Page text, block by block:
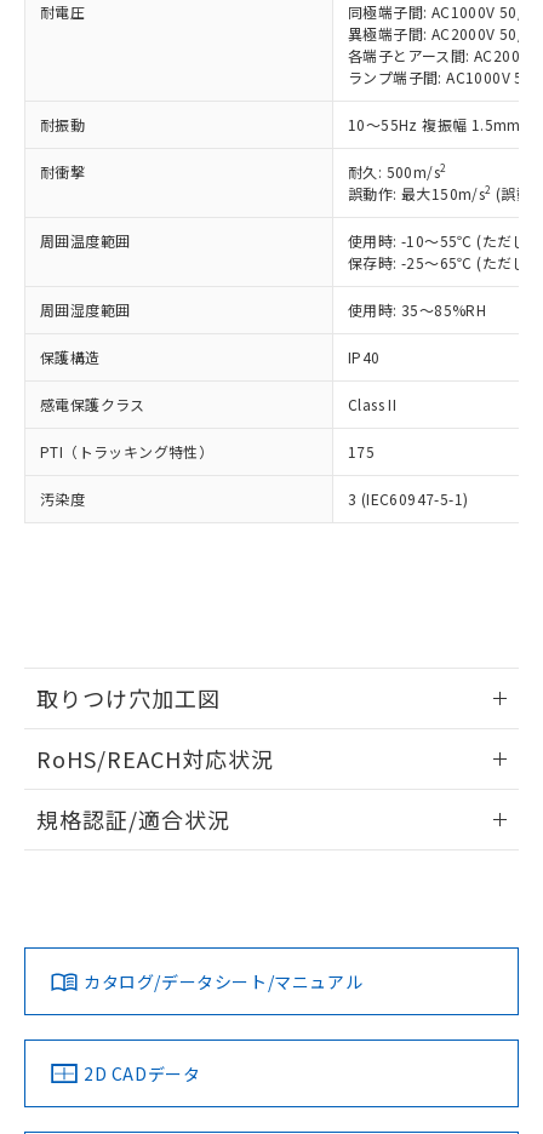
耐電圧
同極端子間: AC1000V 50/
異極端子間: AC2000V 50/
各端子とアース間:
ランプ端子間: AC1000V
耐振動 10～55Hz 複振幅 1.5mm (
耐衝撃 耐久: 500m/s2
誤動作: 最大150m/s2 (誤動
周囲温度範囲
使用時: -10～55℃ (ただし
保存時: -25～65℃ (ただし
周囲湿度範囲 使用時: 35～85%RH
保護構造 IP40
感電保護クラス Class II
PTI（トラッキング特性） 175
汚染度 3 (IEC60947-5-1)
取りつけ穴加工図
RoHS/REACH対応状況
EU RoHS 注意事項・凡例
対応済み
中国 RoHS 注意事項・凡例
規格認証/適合状況
LR型式承認
（イギリス
船舶規格）
DNV型式承認
（ノルウェー
BV型式承認
（フランス
KR型式
（韓国
No No No No
カタログ/データシート/マニュアル
2D CADデータ
以下の条件をお読みいただき、同意のうえ
本サービスは、当社制御機器事業取扱
商品の当社在庫状況および標準価格
(税抜)を提供させていただくもので
当社制御機器事業取扱商品の中には、
本サービスの対象外となる商品もある
在庫状況および標準価格照会結果は、
記載している更新日時点での社内デー
タに基づき作成されるものであり、閲
覧された時点での実際の在庫および標
準価格とは異なる場合があることをご
了承ください。
正式な納期状況および標準価格はお客
様のお取引先、またはお客様担当のオ
ムロン制御機器販売店・当社販売員に
ご相談ください。
示しないようお願いします。
マイパーツ機能（部品リスト作成サー
ビス）をご利用いただくには、I-Web
メンバーズにご登録されている必要が
あります。
登録された部品リストについて、当社
および当社の共同利用者が、当社の製
※当社の共同利用者とは、"個人情報
の共同利用に関して"
の「1.共同利
対応予定なし：EU RoHS指令（10物質）の
非含有に非対応の商品で、対応品を出す予
調査・確認中：EU RoHS指令（10物質）の
非含有の対応状況を調査中または確認中の
非該当品：ライセンス料など無形物で、有
害物質有無と関係のない商品です。
仕入先様の事情により、非含有部品として
いたものが、含有品と判明した場合などや
鉛(Pb) 1000ppm以下、 水銀(Hg) 1000ppm以下、 カド
ミウム(Cd) 100ppm以下、
六価クロム(Cr(Ⅵ)) 1000ppm以下、ポリ臭化ビフェニル
類(PBB) 1000ppm以下、ポリ臭化ジフェニルエーテル類
ルベンジル（BBP） 1000ppm以下、フタル酸ジブチル
（DBP） 1000ppm以下、フタル酸ジイソブチル
但し、RoHS指令で産業用監視および制御機器に対する
適用除外項目は除く。
部品在庫の切り替え状況などにより、予定
月が前後することがあります。
※3 非含有証明書ダウンロード
EU RoHS指令（10物質）の非含有証明書
51物質の非含有証明書（当社基準）
※本証明書は発行日時点で非含有を証明す
るもので、過去に遡って非含有を証明する
ものではありません。
また、RoHS指令のフタル酸エステル類４
「○」：最大均質材料含有率が中国RoHSの
基準値以下であることを示します。
「×」：最大均質材料含有率が中国RoHSの
基準値を超えていることを示します。
「－」：未確認です。当社販売部門へお問
い合わせください。
*中国RoHS10物質の基準値 (GB/T26572)：
Pb(鉛) :1000ppm、 Hg(水銀) : 1000ppm、 Cd(カドミウ
Cr(Ⅵ)(六価クロム) : 1000ppm、 PBBs(ポリ臭化ビフェ
ニル類) : 1000ppm、 PBDEs(ポリ臭化ジフェニルエーテ
ル類) : 1000ppm、
DBP(フタル酸ジブチル) : 1000ppm、 DIBP(フタル酸ジ
イソブチル) : 1000ppm、 BBP(フタル酸ブチルベンジ
DEHP(フタル酸ビス(2-エチルヘキシル)) : 1000ppm
準値以下であることを示します。
「10」：通常の使用状況下において有害物
質が外部に漏えいし、環境に深刻な影響を
「－」：未確認です。当社販売部門へお問
い合わせください。
当社は、これら貴社製品のうち、外国
為替および外国貿易法に定める商品
（以下｢規制貨物等」という）を輸出
または国外への提供する場合は、日本
国政府の輸出許可(または役務取引許
可)を取得するなどの必要な手続きを
とります。
当社は規制貨物を破棄する場合は、完
全に破砕するなど、違法に輸出されな
いよう必要な手段を講じます。
当社は貴社製品を、核兵器、ミサイ
該第三者に通知します。また当社は、
販売先および販売に係わる関係者が違
法に輸出するおそれがある場合は、取
一定数以上の在庫あり
一定数には満たないが在庫あり
空
白
受注生産機種、また在庫状況の
情報を公開していない機種